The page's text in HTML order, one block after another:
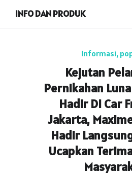
INFO DAN PRODUK
Informasi,
Kejutan
Pernikahan
Hadir Di Car
Jakarta,
Hadir
Ucapkan